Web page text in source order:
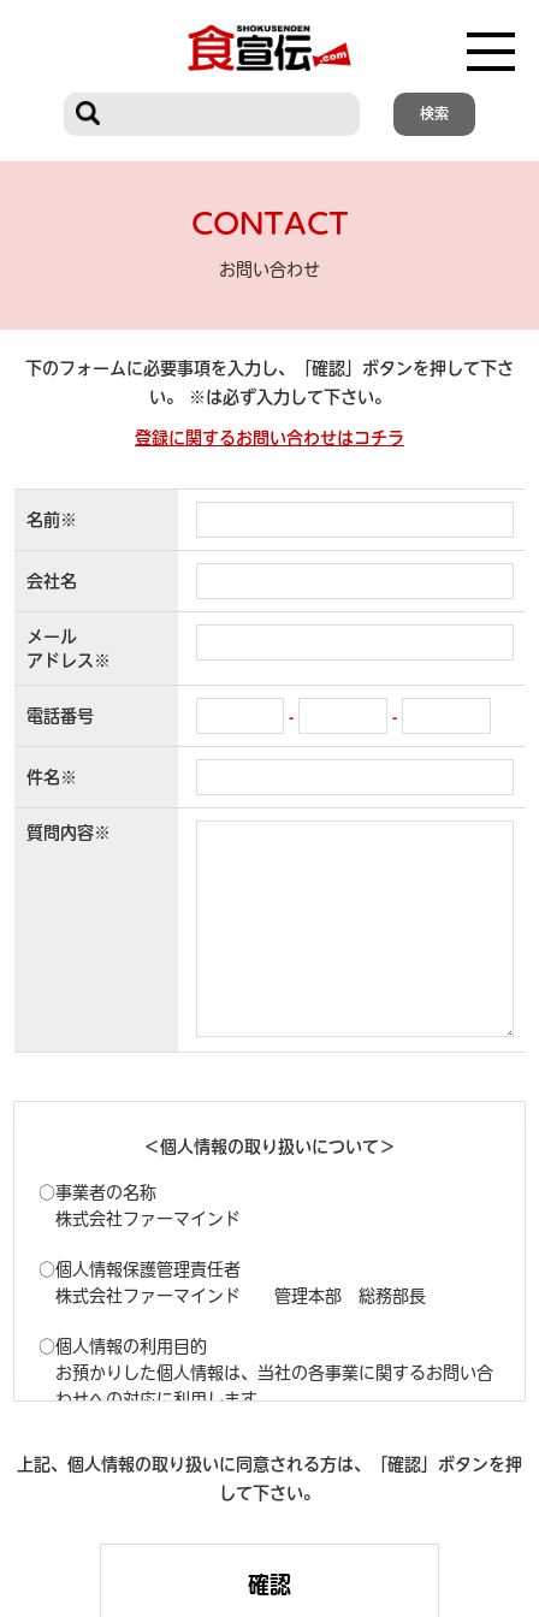
CONTACT
お問い合わせ
下のフォームに必要事項を入力し、「確認」ボタンを押して下さ
い。 ※は必ず入力して下さい。
登録に関するお問い合わせはコチラ
名前※
会社名
メール
アドレス※
電話番号 - -
件名※
質問内容※
＜個人情報の取り扱いについて＞
○事業者の名称
株式会社ファーマインド
○個人情報保護管理責任者
株式会社ファーマインド 管理本部 総務部長
○個人情報の利用目的
お預かりした個人情報は、当社の各事業に関するお問い合
わせへの対応に利用します。
本手続きでは、以下の項目をフォームにご入力いただきま
す。 ・氏名、電話番号、メールアドレス、お問い合わせ内
上記、個人情報の取り扱いに同意される方は、「確認」ボタンを押
して下さい。